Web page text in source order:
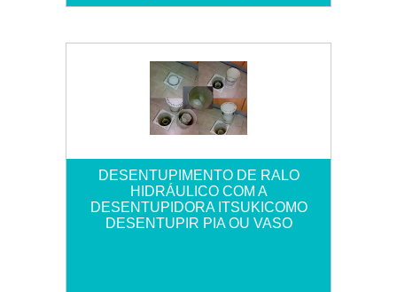
DESENTUPIMENTO DE RALO
HIDRÁULICO COM A
DESENTUPIDORA ITSUKICOMO
DESENTUPIR PIA OU VASO